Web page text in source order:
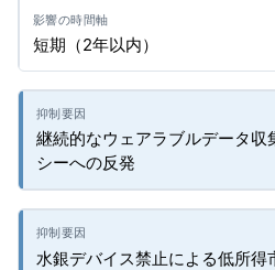
短期（2年以内）
継続的なウェアラブルデータ収
シーへの反発
水銀デバイス禁止による低所得